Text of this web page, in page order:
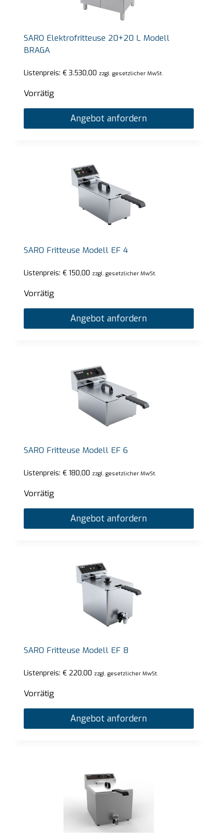
SARO Elektrofritteuse 20+20 L Modell
BRAGA
Listenpreis: €3.530,00 zzgl. gesetzlicher MwSt.
Vorrätig
Angebot anfordern
SARO Fritteuse Modell EF 4
Listenpreis: €150,00 zzgl. gesetzlicher MwSt.
Vorrätig
Angebot anfordern
SARO Fritteuse Modell EF 6
Listenpreis: €180,00 zzgl. gesetzlicher MwSt.
Vorrätig
Angebot anfordern
SARO Fritteuse Modell EF 8
Listenpreis: €220,00 zzgl. gesetzlicher MwSt.
Vorrätig
Angebot anfordern